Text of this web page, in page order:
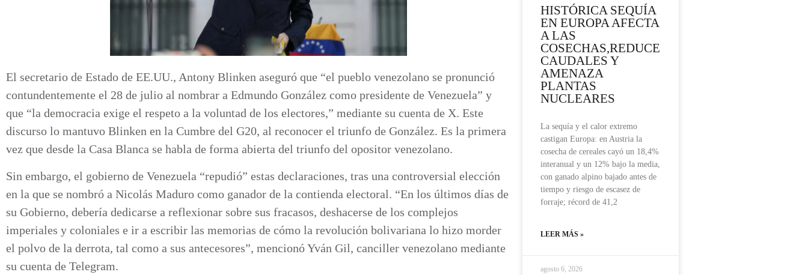
El secretario de Estado de EE.UU., Antony Blinken aseguró que “el pueblo venezolano se pronunció
contundentemente el 28 de julio al nombrar a Edmundo González como presidente de Venezuela” y
que “la democracia exige el respeto a la voluntad de los electores,” mediante su cuenta de X. Este
discurso lo mantuvo Blinken en la Cumbre del G20, al reconocer el triunfo de González. Es la primera
vez que desde la Casa Blanca se habla de forma abierta del triunfo del opositor venezolano.
Sin embargo, el gobierno de Venezuela “repudió” estas declaraciones, tras una controversial elección
en la que se nombró a Nicolás Maduro como ganador de la contienda electoral. “En los últimos días de
su Gobierno, debería dedicarse a reflexionar sobre sus fracasos, deshacerse de los complejos
imperiales y coloniales e ir a escribir las memorias de cómo la revolución bolivariana lo hizo morder
el polvo de la derrota, tal como a sus antecesores”, mencionó Yván Gil, canciller venezolano mediante
su cuenta de Telegram.
HISTÓRICA SEQUÍA
EN EUROPA AFECTA
A LAS
COSECHAS,REDUCE
CAUDALES Y
AMENAZA
PLANTAS
NUCLEARES
La sequía y el calor extremo
castigan Europa: en Austria la
cosecha de cereales cayó un 18,4%
interanual y un 12% bajo la media,
con ganado alpino bajado antes de
tiempo y riesgo de escasez de
forraje; récord de 41,2
LEER MÁS »
agosto 6, 2026